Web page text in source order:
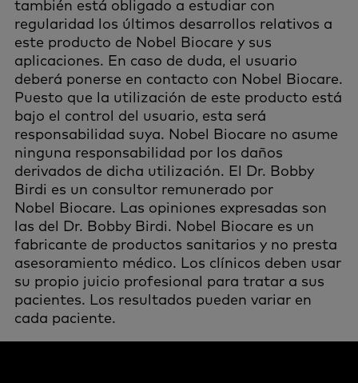
también está obligado a estudiar con
regularidad los últimos desarrollos relativos a
este producto de Nobel Biocare y sus
aplicaciones. En caso de duda, el usuario
deberá ponerse en contacto con Nobel Biocare.
Puesto que la utilización de este producto está
bajo el control del usuario, esta será
responsabilidad suya. Nobel Biocare no asume
ninguna responsabilidad por los daños
derivados de dicha utilización. El Dr. Bobby
Birdi es un consultor remunerado por
Nobel Biocare. Las opiniones expresadas son
las del Dr. Bobby Birdi. Nobel Biocare es un
fabricante de productos sanitarios y no presta
asesoramiento médico. Los clínicos deben usar
su propio juicio profesional para tratar a sus
pacientes. Los resultados pueden variar en
cada paciente.